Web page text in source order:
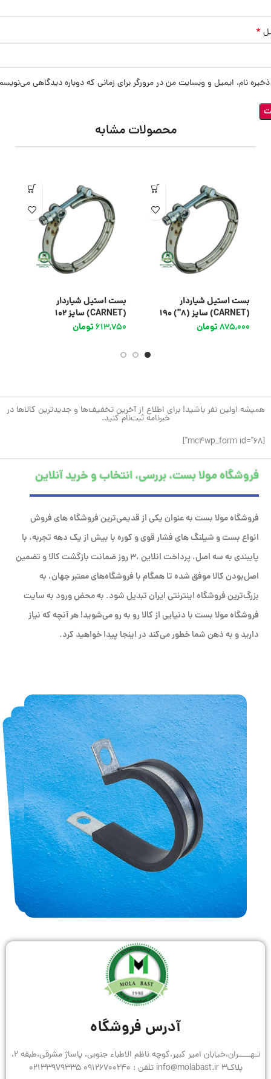
*
ذخیره نام، ایمیل و وبسایت من در مرورگر برای زمانی که دوباره دیدگاهی
محصولات مشابه
بست استیل شیاردار
(CARNET) سایز (8″) 190
875,000تومان
بست استیل شیاردار
(CARNET) سایز 102
613,750تومان
همیشه اولین نفر باشید! برای اطلاع از آخرین تخفیف‌ها و جدیدترین کالاها در
خبرنامه ثبت‌نام کنید.
[mc4wp_form id="68"]
فروشگاه مولا بست، بررسی، انتخاب و خرید آنلاین
فروشگاه مولا بست به عنوان یکی از قدیمی‌ترین فروشگاه های فروش
انواع بست و شیلنگ های فشار قوی و کوره با بیش از یک دهه تجربه، با
پایبندی به سه اصل، پرداخت انلاین ،۳ روز ضمانت بازگشت کالا و تضمین
اصل‌بودن کالا موفق شده تا همگام با فروشگاه‌های معتبر جهان، به
بزرگ‌ترین فروشگاه اینترنتی ایران تبدیل شود. به محض ورود به سایت
فروشگاه مولا بست با دنیایی از کالا رو به رو می‌شوید! هر آنچه که نیاز
دارید و به ذهن شما خطور می‌کند در اینجا پیدا خواهید کرد.
آدرس فروشگاه
تـهـــــران،خیابان امیر کبیر،کوچه ناظم الاطباء جنوبی، پاساژ مشرقی،طبقه 2،
پلاک3 info@molabast.ir تلفن : 09126700240 02133979335